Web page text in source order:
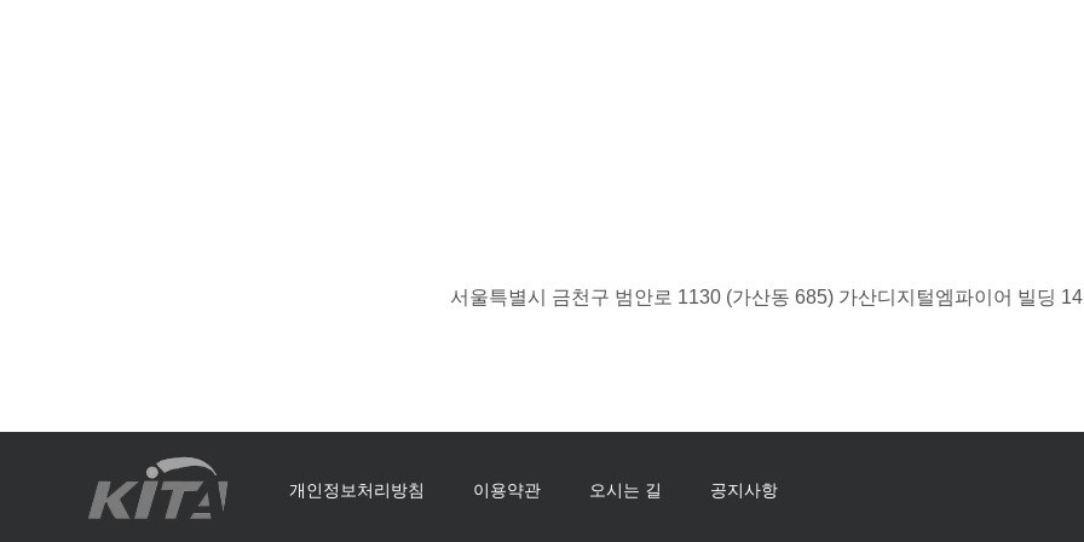
서울특별시 금천구 범안로 1130 (가산동 685) 가산디지털엠파이어 빌딩
개인정보처리방침 이용약관 오시는 길 공지사항